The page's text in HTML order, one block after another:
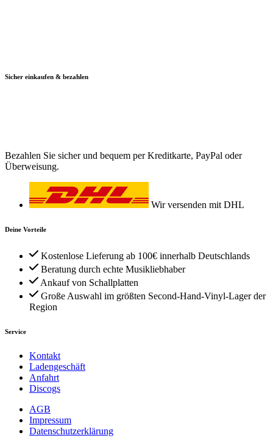
Sicher einkaufen & bezahlen
Bezahlen Sie sicher und bequem per Kreditkarte, PayPal oder
Überweisung.
Wir versenden mit DHL
Deine Vorteile
Kostenlose Lieferung ab 100€ innerhalb Deutschlands
Beratung durch echte Musikliebhaber
Ankauf von Schallplatten
Große Auswahl im größten Second-Hand-Vinyl-Lager der
Region
Service
Kontakt
Ladengeschäft
Anfahrt
Discogs
AGB
Impressum
Datenschutzerklärung